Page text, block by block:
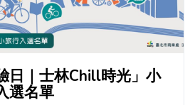
日｜士林Chill時光」小
選名單